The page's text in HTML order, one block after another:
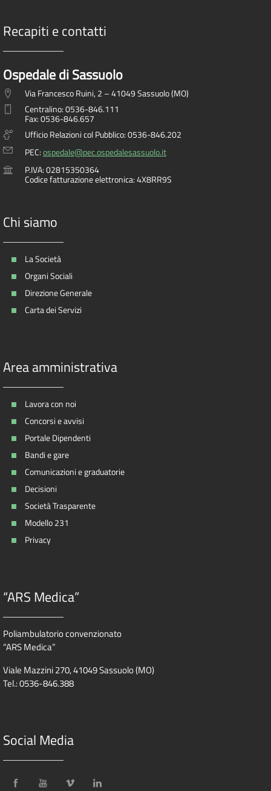
Recapiti e contatti
Ospedale di Sassuolo
Via Francesco Ruini, 2 – 41049 Sassuolo (MO)
Centralino: 0536-846.111
Fax: 0536-846.657
Ufficio Relazioni col Pubblico: 0536-846.202
PEC:ospedale@pec.ospedalesassuolo.it
P.IVA: 02815350364
Codice fatturazione elettronica: 4X8RR9S
Chi siamo
La Società
Organi Sociali
Direzione Generale
Carta dei Servizi
Area amministrativa
Lavora con noi
Concorsi e avvisi
Portale Dipendenti
Bandi e gare
Comunicazioni e graduatorie
Decisioni
Società Trasparente
Modello 231
Privacy
“ARS Medica”
Poliambulatorio convenzionato
“ARS Medica”
Viale Mazzini 270, 41049 Sassuolo (MO)
Tel.: 0536-846.388
Social Media